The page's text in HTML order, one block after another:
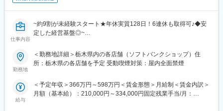
徴です。例えば催事やショッピングモールのイベントに参加して
のも店長の発案によるもの。自分のアイディアが売上につながり
ます。
給与例：
店舗責任者：年収550万円／マネージャー：年収700万円／課長：
＜ 社員の年収例 ＞
年収643万円（月給41万円＋賞与2回／29歳 店長職 経験2年）
年収678万円（月給44万円＋賞与2回／31歳 店長職 経験3年）
仕事内容
~約9割が未経験スタート★年休実質128日！6連休も取得可♪◆安
定した経営基盤◎~
■職務内容
当社直営のソフトバンクショップで、お客様の受付対応、携帯電
※チームでコミュニケーションを取りながら仕事に取り組んで頂き
ます。
勤務地
＜勤務地詳細＞栃木県内の各店舗（ソフトバンクショップ）住
所：栃木県の各店舗を予定 受動喫煙対策：屋内全面禁煙
給与
＜予定年収＞366万円～598万円＜賃金形態＞月給制＜賃金内訳＞
月額（基本給）：210,000円～334,000円固定残業手当/月：